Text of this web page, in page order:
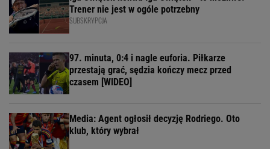
Trener nie jest w ogóle potrzebny
SUBSKRYPCJA
97. minuta, 0:4 i nagle euforia. Piłkarze
przestają grać, sędzia kończy mecz przed
czasem [WIDEO]
Media: Agent ogłosił decyzję Rodriego. Oto
klub, który wybrał